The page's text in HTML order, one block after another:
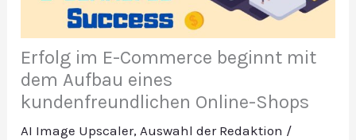
Erfolg im E-Commerce beginnt mit
dem Aufbau eines
kundenfreundlichen Online-Shops
AI Image Upscaler,Auswahl der Redaktion /